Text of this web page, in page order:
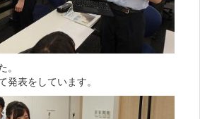
。
発表をしています。